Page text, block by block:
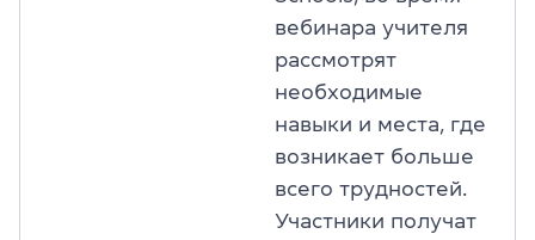
вебинара учителя
рассмотрят
необходимые
навыки и места, где
возникает больше
всего трудностей.
Участники получат